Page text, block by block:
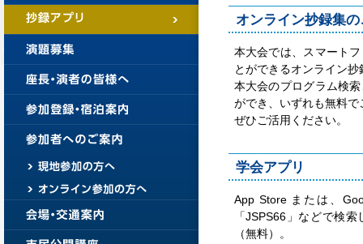
オンライン抄録集
本大会では、スマート
とができるオンライン
本大会のプログラム検
ができ、いずれも無料
ぜひご活用ください。
学会アプリ
App Store または、
「JSPS66」などで検
（無料）。